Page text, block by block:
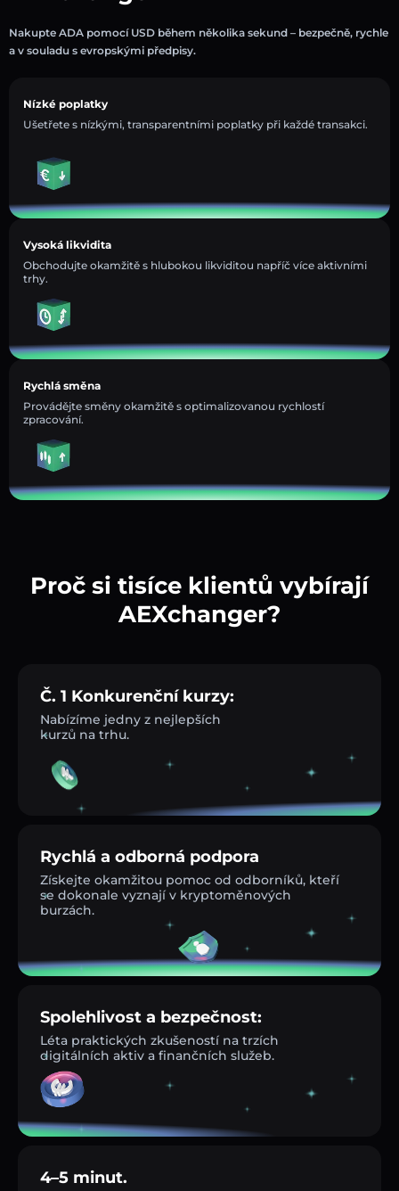
Nakupte ADA pomocí USD během několika sekund – bezpečně, rychle
a v souladu s evropskými předpisy.
Nízké poplatky
Ušetřete s nízkými, transparentními poplatky při každé transakci.
Vysoká likvidita
Obchodujte okamžitě s hlubokou likviditou napříč více aktivními
trhy.
Rychlá směna
Provádějte směny okamžitě s optimalizovanou rychlostí
zpracování.
Proč si tisíce klientů vybírají
AEXchanger?
Č. 1 Konkurenční kurzy:
Nabízíme jedny z nejlepších
kurzů na trhu.
Rychlá a odborná podpora
Získejte okamžitou pomoc od odborníků, kteří
se dokonale vyznají v kryptoměnových
burzách.
Spolehlivost a bezpečnost:
Léta praktických zkušeností na trzích
digitálních aktiv a finančních služeb.
4–5 minut.